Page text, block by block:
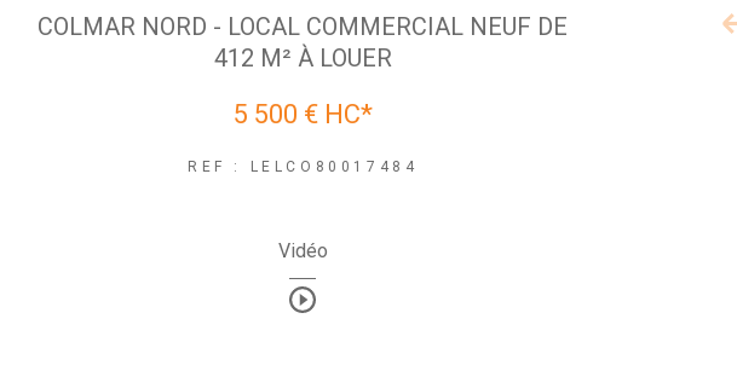
COLMAR NORD - LOCAL COMMERCIAL NEUF DE
412 M² À LOUER
5 500 € HC*
REF : LELCO80017484
Vidéo